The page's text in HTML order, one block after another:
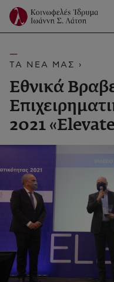
ΤΑ ΝΕΑ ΜΑΣ ›
Εθνικά
2021